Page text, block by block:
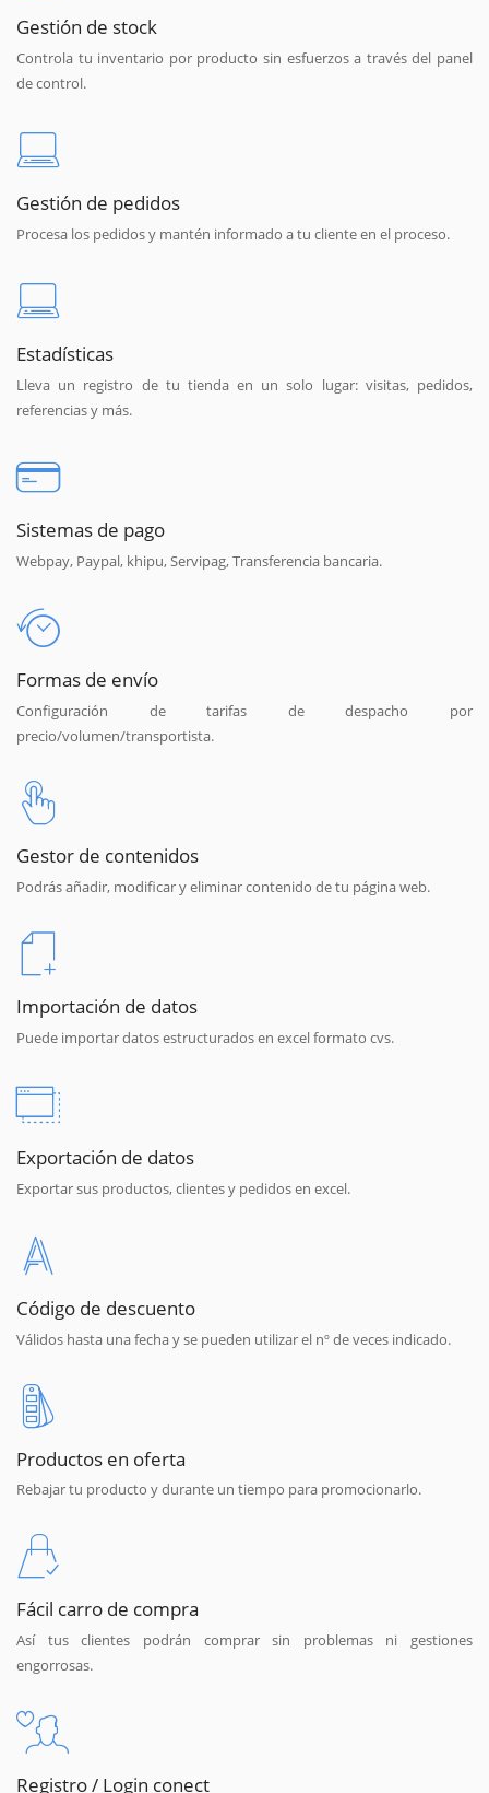
Gestión de stock
Controla tu inventario por producto sin esfuerzos a través del panel
de control.
Gestión de pedidos
Procesa los pedidos y mantén informado a tu cliente en el proceso.
Estadísticas
Lleva un registro de tu tienda en un solo lugar: visitas, pedidos,
referencias y más.
Sistemas de pago
Webpay, Paypal, khipu, Servipag, Transferencia bancaria.
Formas de envío
Configuración de tarifas de despacho por
precio/volumen/transportista.
Gestor de contenidos
Podrás añadir, modificar y eliminar contenido de tu página web.
Importación de datos
Puede importar datos estructurados en excel formato cvs.
Exportación de datos
Exportar sus productos, clientes y pedidos en excel.
Código de descuento
Válidos hasta una fecha y se pueden utilizar el nº de veces indicado.
Productos en oferta
Rebajar tu producto y durante un tiempo para promocionarlo.
Fácil carro de compra
Así tus clientes podrán comprar sin problemas ni gestiones
engorrosas.
Registro / Login conect